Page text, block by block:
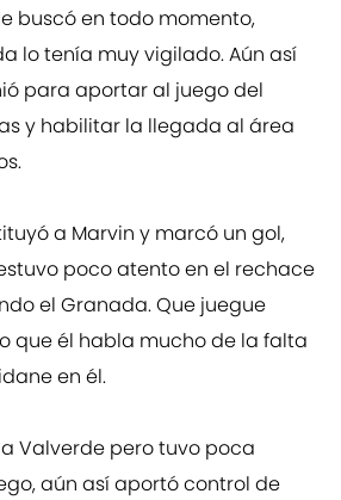
buscó en todo momento,
lo tenía muy vigilado. Aún así
para aportar al juego del
y habilitar la llegada al área
a Marvin y marcó un gol,
poco atento en el rechace
el Granada. Que juegue
que él habla mucho de la falta
en él.
Valverde pero tuvo poca
aún así aportó control de